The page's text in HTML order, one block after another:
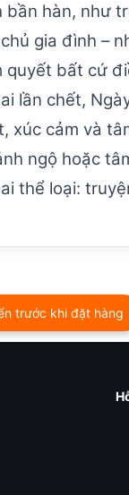
hàn, như
gia đình –
bất cứ
lần chết,
cảm và
ngộ hoặc
thể loại:
trước khi đặt hàng